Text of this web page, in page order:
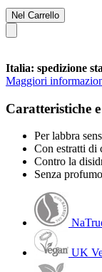
Nel Carrello
Italia: spedizione
Maggiori
Caratteristiche
Per labbra
Con estratti di
Contro la
Senza
UK